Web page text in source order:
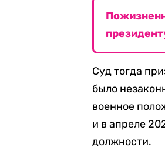
Суд тогда
было
военное
и в апреле
должности.